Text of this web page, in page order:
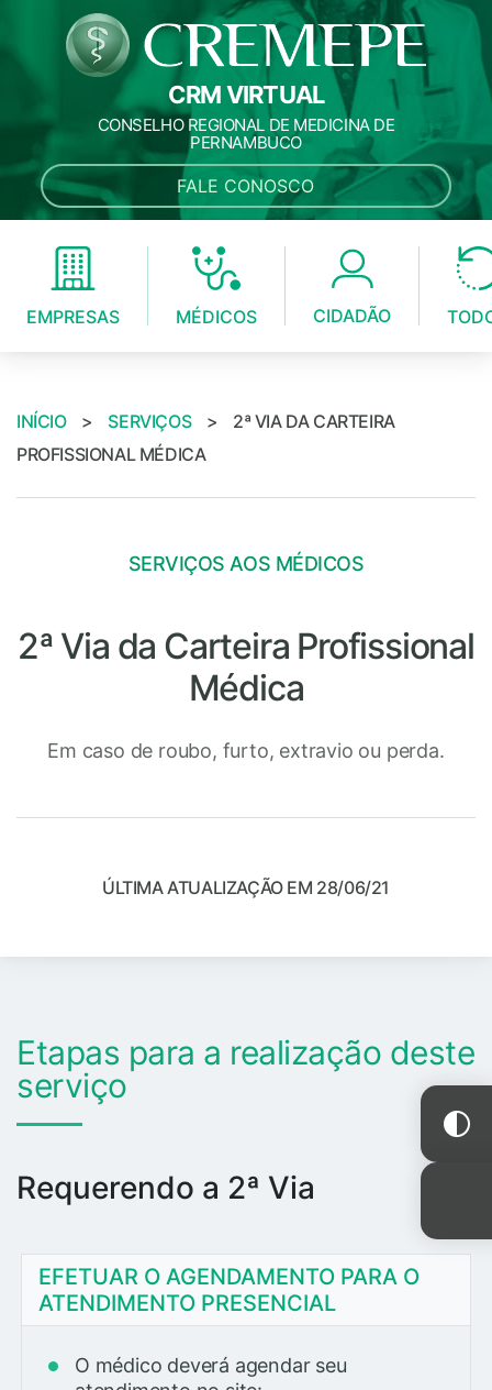
CRM VIRTUAL
CONSELHO REGIONAL DE MEDICINA DE
PERNAMBUCO
FALE CONOSCO
EMPRESAS MÉDICOS CIDADÃO
INÍCIO > SERVIÇOS >
2ª VIA DA CARTEIRA
PROFISSIONAL MÉDICA
SERVIÇOS AOS MÉDICOS
2ª Via da Carteira Profissional
Médica
Em caso de roubo, furto, extravio ou perda.
ÚLTIMA ATUALIZAÇÃO EM 28/06/21
Etapas para a realização deste
serviço
Requerendo a 2ª Via
EFETUAR O AGENDAMENTO PARA O
ATENDIMENTO PRESENCIAL
O médico deverá agendar seu